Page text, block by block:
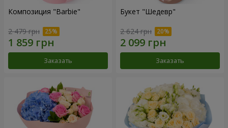
Композиция "Barbie"
2 479 грн
Заказать
Букет "Шедевр"
2 624 грн
Заказать